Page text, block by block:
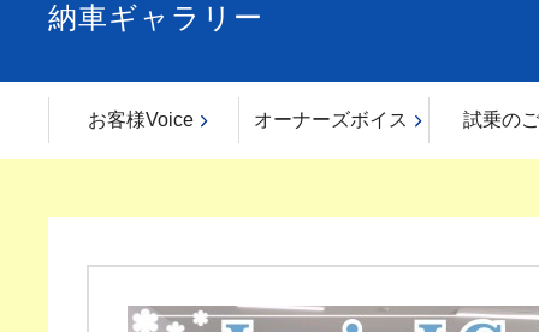
納車ギャラリー
お客様Voice オーナーズボイス 試乗の